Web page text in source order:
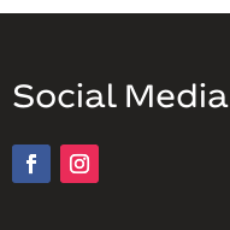
Social Media